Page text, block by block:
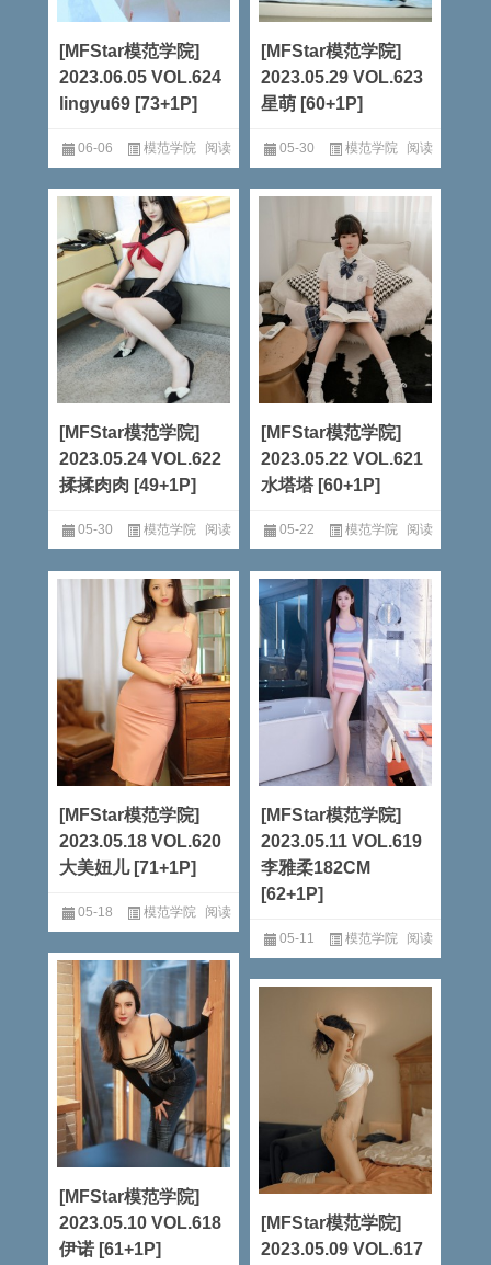
[MFStar模范学院]
2023.06.05 VOL.624
lingyu69 [73+1P]
06-06 模范学院 阅读
全文
[MFStar模范学院]
2023.05.29 VOL.623
星萌 [60+1P]
05-30 模范学院 阅读
全文
[MFStar模范学院]
2023.05.24 VOL.622
揉揉肉肉 [49+1P]
05-30 模范学院 阅读
全文
[MFStar模范学院]
2023.05.22 VOL.621
水塔塔 [60+1P]
05-22 模范学院 阅读
全文
[MFStar模范学院]
2023.05.18 VOL.620
大美妞儿 [71+1P]
05-18 模范学院 阅读
全文
[MFStar模范学院]
2023.05.11 VOL.619
李雅柔182CM
[62+1P]
05-11 模范学院 阅读
全文
[MFStar模范学院]
2023.05.10 VOL.618
伊诺 [61+1P]
[MFStar模范学院]
2023.05.09 VOL.617